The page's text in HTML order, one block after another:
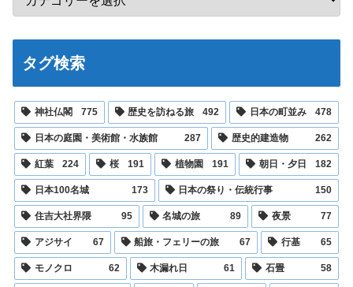
タグ検索
神社仏閣 775 歴史を訪ねる旅 492 日本の町並み 478
日本の庭園・美術館・水族館 287 歴史的建造物 262
紅葉 224 桜 191 植物園 191 朝日・夕日 182
日本100名城 173 日本の祭り・伝統行事 150
住吉大社界隈 95 名城の旅 89 夜景 77
アジサイ 67 船旅・フェリーの旅 67 行基 65
モノクロ 62 木漏れ日 61 石畳 58